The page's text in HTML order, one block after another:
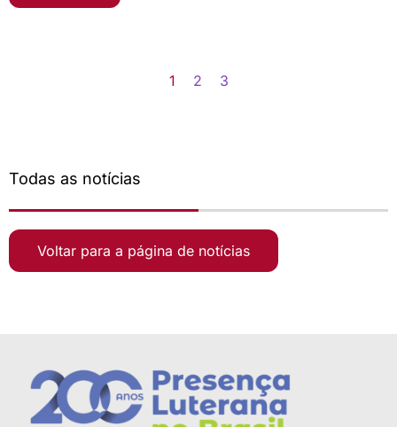
1 2 3
Todas as notícias
Voltar para a página de notícias